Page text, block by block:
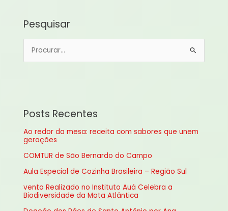
Pesquisar
i
s
p
o
Posts Recentes
Ao redor da mesa: receita com sabores que unem
gerações
COMTUR de São Bernardo do Campo
Aula Especial de Cozinha Brasileira – Região Sul
vento Realizado no Instituto Auá Celebra a
Biodiversidade da Mata Atlântica